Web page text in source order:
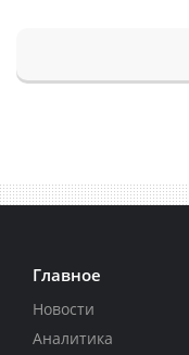
Главное
Новости
Аналитика